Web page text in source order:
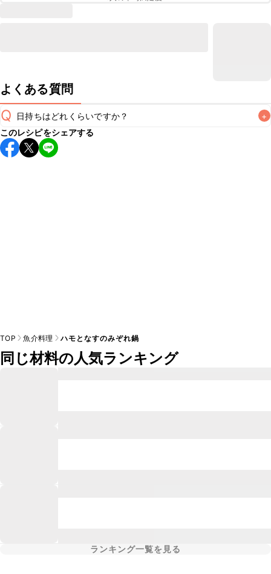
よくある質問
Q 日持ちはどれくらいですか？ +
保存期間は冷蔵で翌日中が目安です。なるべくお早めにお召
し上がりください。
このレシピをシェアする
TOP 魚介料理 ハモとなすのみぞれ鍋
同じ材料の人気ランキング
ランキング一覧を見る